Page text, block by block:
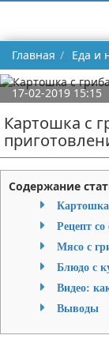
Главная Еда и
17-02-2019 15:15
Картошка с
Содержание
Рецепт
Мясо с
Блюдо с
Видео:
Выводы